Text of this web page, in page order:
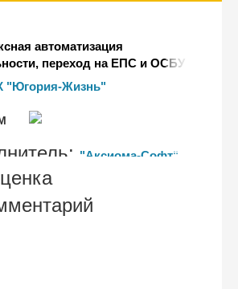
автоматизация
переход на ЕПС и ОСБУ
XBRL в АО "ГСК "Югория-
"Югория-Жизнь"
"Аксиома-Софт"